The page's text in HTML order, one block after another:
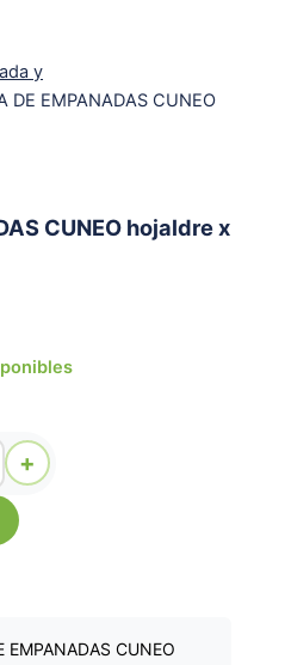
y
DE EMPANADAS CUNEO
CUNEO hojaldre x
+
EMPANADAS CUNEO